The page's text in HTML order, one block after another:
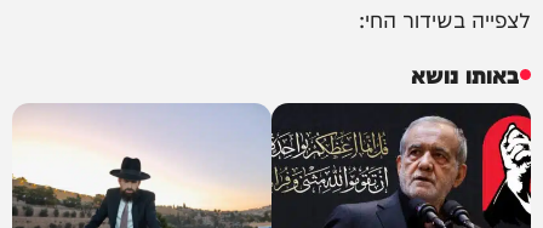
לצפייה בשידור החי:
באותו נושא